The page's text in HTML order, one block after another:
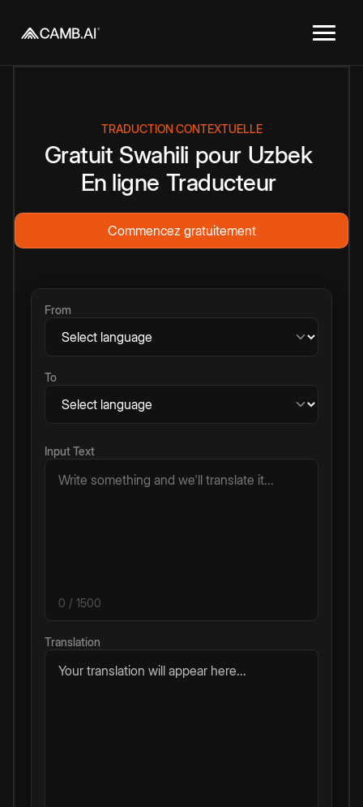
TRADUCTION CONTEXTUELLE
Gratuit Swahili pour Uzbek
En ligne Traducteur
Commencez gratuitement
From
To
Input Text
0 / 1500
Translation
Your translation will appear here...